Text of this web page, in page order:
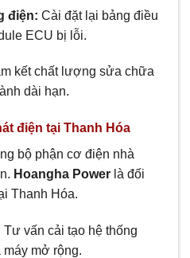
điện: Cài đặt lại bảng điều
ECU bị lỗi.
kết chất lượng sửa chữa
dài hạn.
điện tại Thanh Hóa
bộ phận cơ điện nhà
Hoangha Power là đối
Thanh Hóa.
Tư vấn cải tạo hệ thống
máy mở rộng.